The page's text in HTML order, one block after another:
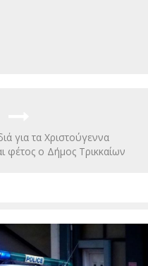
για τα Χριστούγεννα
φέτος ο Δήμος Τρικκαίων